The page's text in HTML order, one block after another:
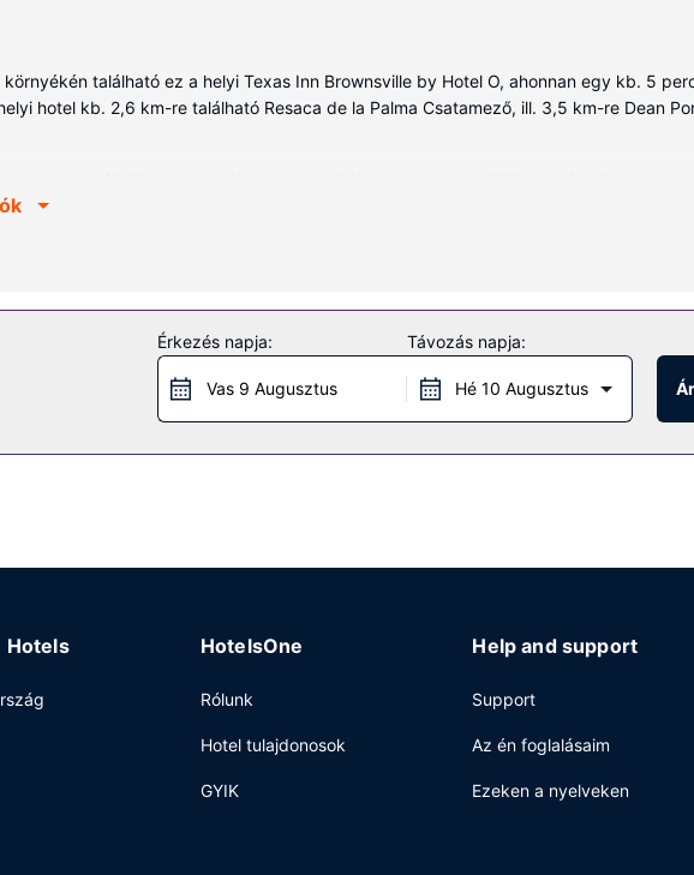
található ez a helyi Texas Inn Brownsville by Hotel O, ahonnan egy kb. 5
hotel kb. 2,6 km-re található Resaca de la Palma Csatamező, ill. 3,5 km-re Dean
a televíziókon nézhető kábelcsatornák kínálata mind a vendégek kikapcsolódását
szolgáltatások és létesítmények közé tartozik ingyenes wifihozzáférés és étel- és
nyitva tartó recepció és étel- és italautomata is igénybe vehető. Az autóval
Érkezés napja:
Vas 9 Augusztus
Távozás napja:
Hé 10 Augusztus
Hotels HotelsOne
Rólunk
Hotel tulajdonosok
GYIK
Help and support
Support
Az én foglalásaim
Ezeken a nyelveken